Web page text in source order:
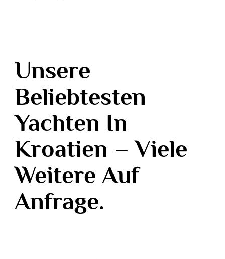
Unsere
Beliebtesten
Yachten In
Kroatien – Viele
Weitere Auf
Anfrage.